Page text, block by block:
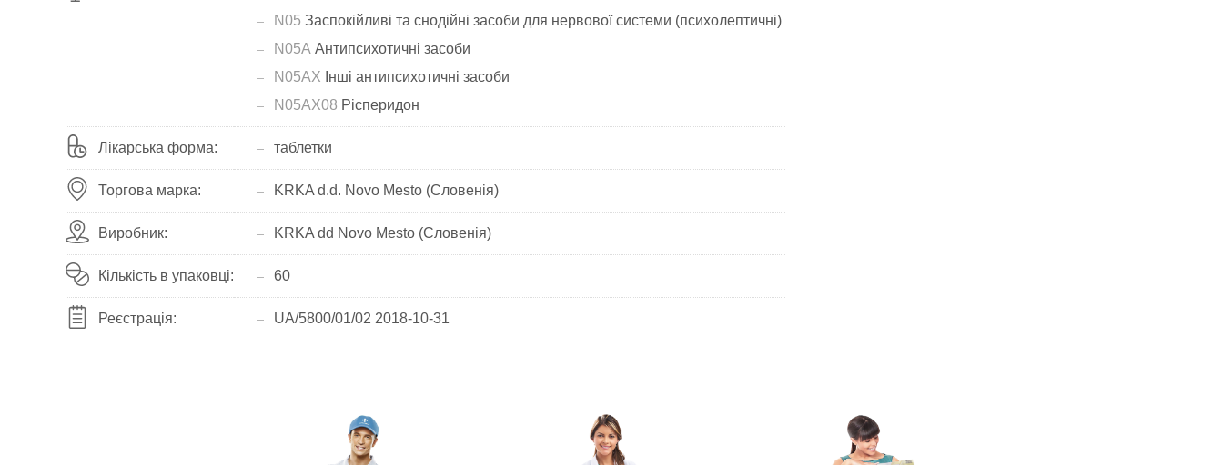
N05 Заспокійливі та снодійні засоби для нервової системи (психолептичні)
N05A Антипсихотичні засоби
N05AX Інші антипсихотичні засоби
N05AX08 Рісперидон
Лікарська форма: таблетки
Торгова марка: KRKA d.d. Novo Mesto (Словенія)
Виробник: KRKA dd Novo Mesto (Словенія)
Кількість в упаковці: 60
Реєстрація: UA/5800/01/02 2018-10-31